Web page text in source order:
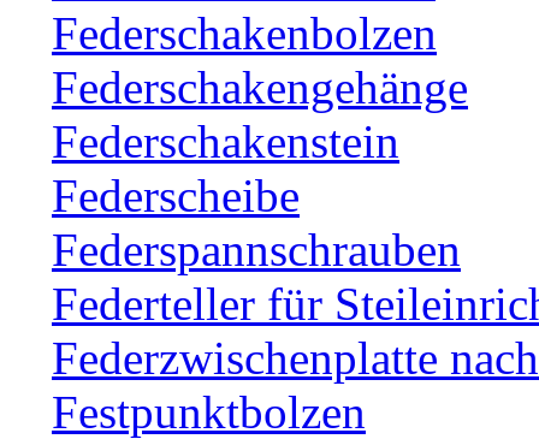
Federschakenbolzen
Federschakengehänge
Federschakenstein
Federscheibe
Federspannschrauben
Federteller für
Federzwischenplatte
Festpunktbolzen